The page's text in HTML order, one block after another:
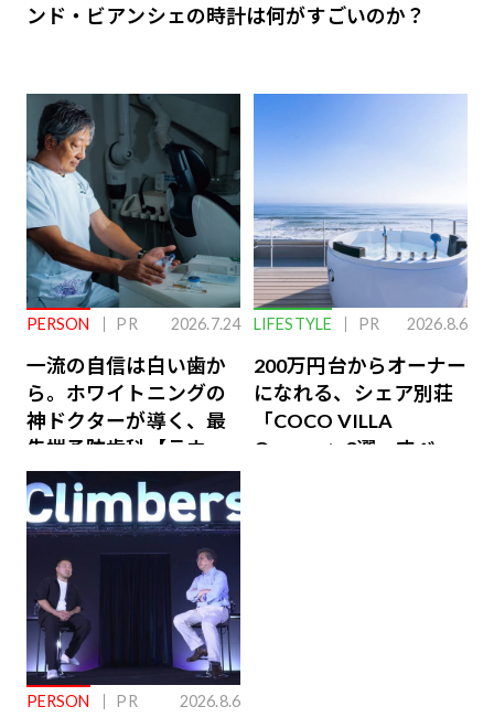
ンド・ビアンシェの時計は何がすごいのか？
PERSON PR 2026.7.24
一流の自信は白い歯か
ら。ホワイトニングの
神ドクターが導く、最
先端予防歯科【ラウン
ジ会員特典あり】
LIFESTYLE PR 2026.8.6
200万円台からオーナー
になれる、シェア別荘
「COCO VILLA
Owners」3選。すべて
PERSON PR 2026.8.6